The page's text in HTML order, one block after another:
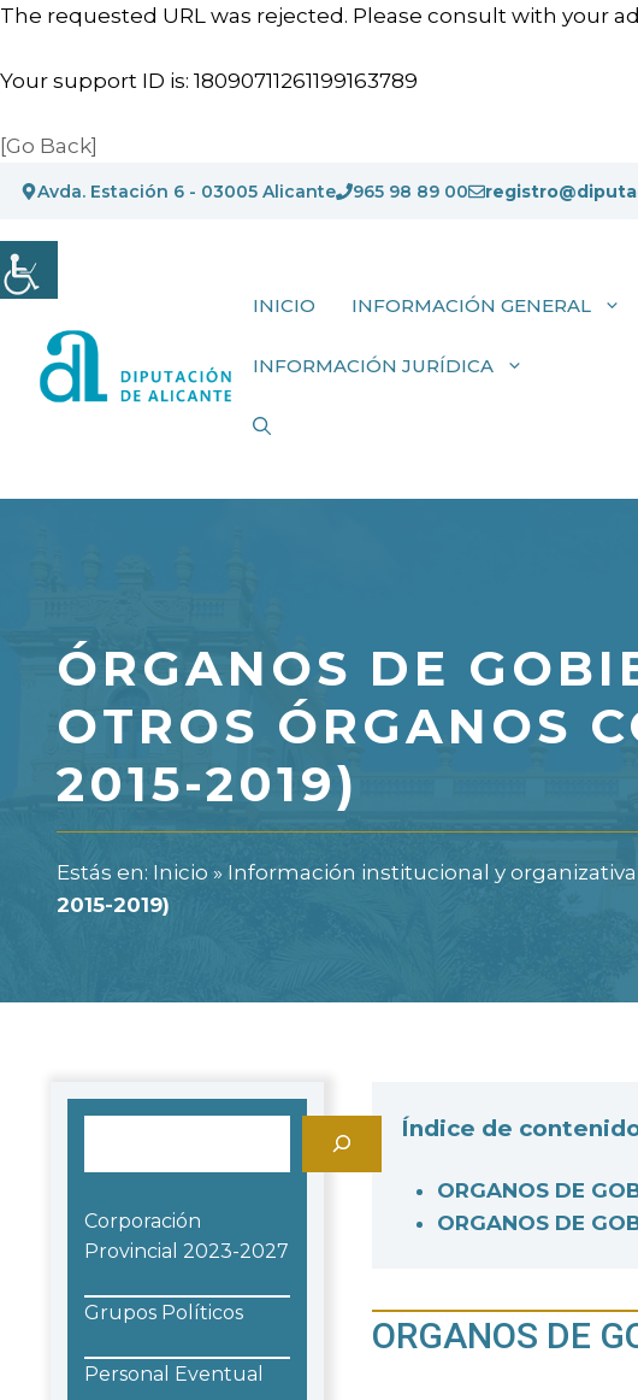
The requested URL was rejected. Please consult with your
Your support ID is: 18090711261199163789
[Go Back]
Saltar
contenido
Avda. Estación 6 - 03005 Alicante 965 98 89 00
INICIO INFORMACIÓN GENERAL
INFORMACIÓN JURÍDICA
ÓRGANOS DE
OTROS ÓRGANOS
2015-2019)
Estás en: Inicio » Información institucional y organizativa
2015-2019)
Índice de
ORGANOS DE
ORGANOS DE
ORGANOS DE
Corporación
Provincial 2023-2027
Grupos Políticos
Personal Eventual